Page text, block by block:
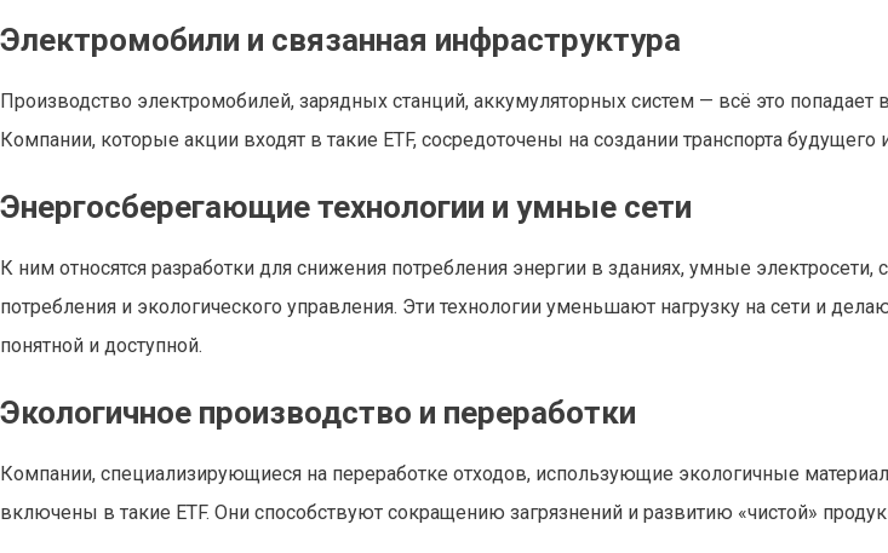
Электромобили и связанная инфраструктура
Производство электромобилей, зарядных станций, аккумуляторных систем — всё это попадает
Компании, которые акции входят в такие ETF, сосредоточены на создании транспорта
Энергосберегающие технологии и умные сети
К ним относятся разработки для снижения потребления энергии в зданиях, умные электросети,
потребления и экологического управления. Эти технологии уменьшают нагрузку на сети и
понятной и доступной.
Экологичное производство и переработки
Компании, специализирующиеся на переработке отходов, использующие экологичные
включены в такие ETF. Они способствуют сокращению загрязнений и развитию «чистой»